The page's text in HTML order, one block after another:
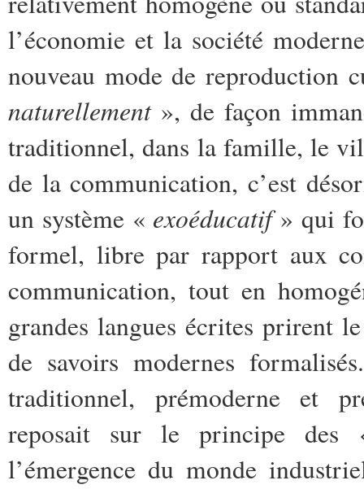
l’économie et la société
nouveau mode de reproduction
naturellement», de façon
traditionnel, dans la famille, le
de la communication, c’est
un système « exoéducatif» qui
formel, libre par rapport aux
communication, tout en
grandes langues écrites prirent
de savoirs modernes
traditionnel, prémoderne et
reposait sur le principe
l’émergence du monde